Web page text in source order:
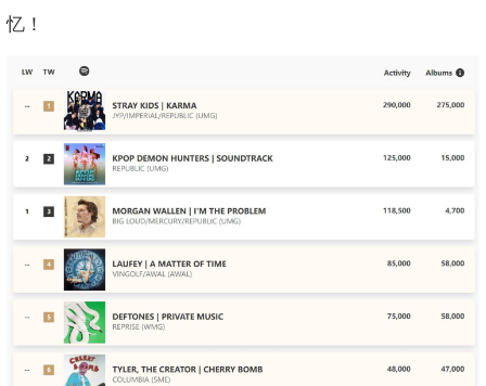
忆！